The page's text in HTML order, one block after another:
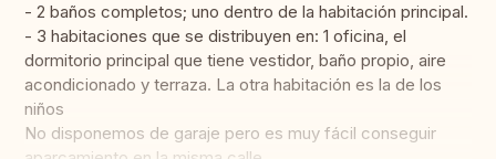
- 2 baños completos; uno dentro de la habitación principal.
- 3 habitaciones que se distribuyen en: 1 oficina, el
dormitorio principal que tiene vestidor, baño propio, aire
acondicionado y terraza. La otra habitación es la de los
niños
No disponemos de garaje pero es muy fácil conseguir